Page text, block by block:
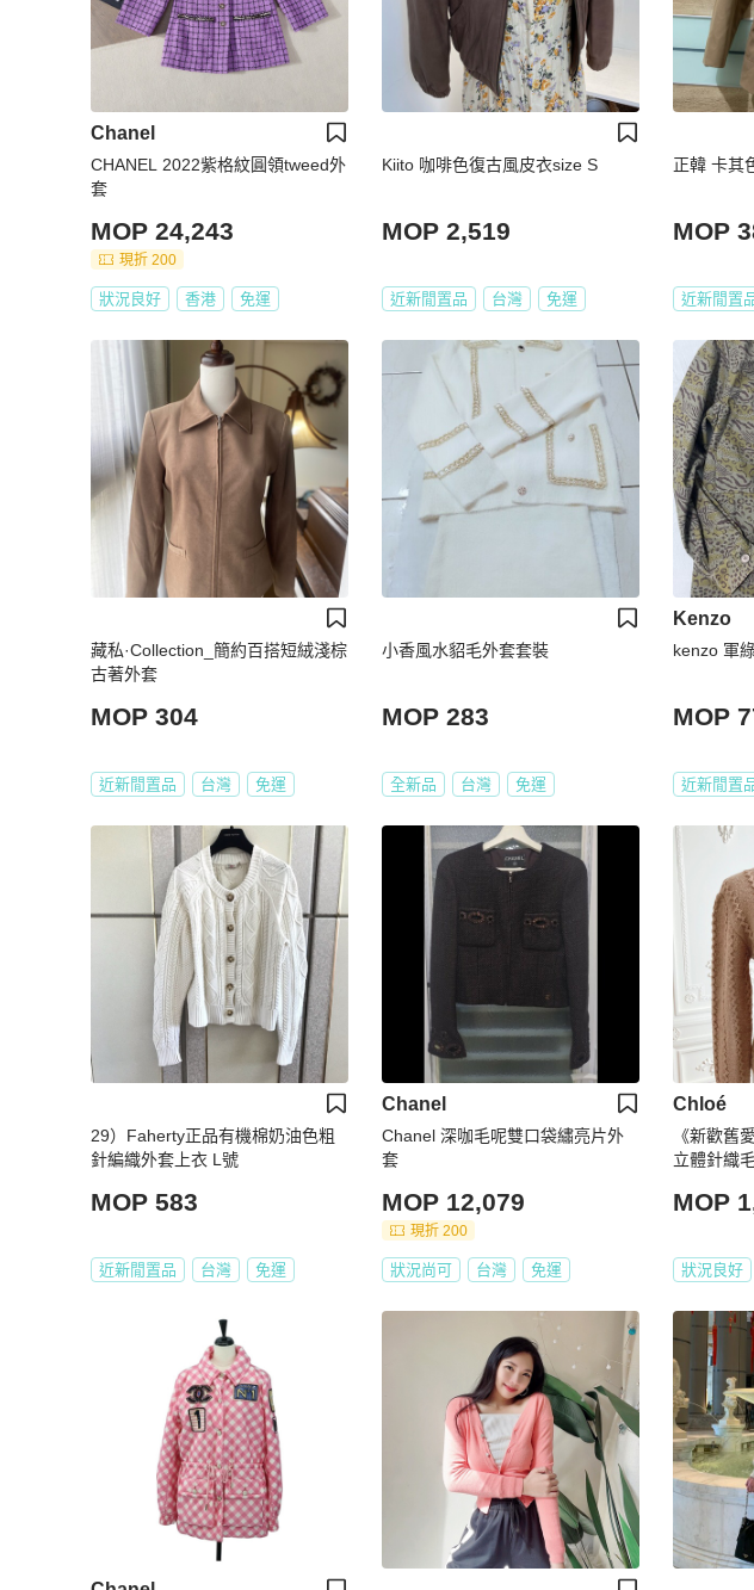
Chanel
CHANEL 2022紫格紋圓領tweed外
套
MOP 24,243
現折 200
狀況良好 香港 免運
Kiito 咖啡色復古風皮衣size S
MOP 2,519
近新閒置品 台灣 免運
正韓 卡其
MOP
近新閒置
藏私·Collection_簡約百搭短絨淺棕
古著外套
MOP 304
近新閒置品 台灣 免運
小香風水貂毛外套套裝
MOP 283
全新品 台灣 免運
Kenzo
kenzo 軍
MOP
近新閒置
29）Faherty正品有機棉奶油色粗
針編織外套上衣 L號
MOP 583
近新閒置品 台灣 免運
Chanel
Chanel 深咖毛呢雙口袋繡亮片外
套
MOP 12,079
現折 200
狀況尚可 台灣 免運
Chloé
《新歡舊
立體針織
MOP
狀況良好